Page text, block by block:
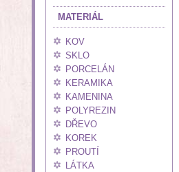
MATERIÁL
KOV
SKLO
PORCELÁN
KERAMIKA
KAMENINA
POLYREZIN
DŘEVO
KOREK
PROUTÍ
LÁTKA